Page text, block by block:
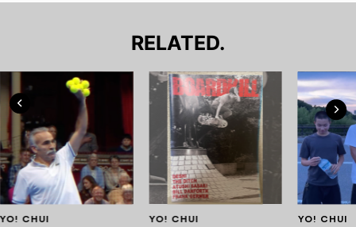
RELATED.
YO! CHUI YO! CHUI YO! CHUI